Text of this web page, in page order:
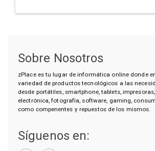
Sobre Nosotros
zPlace es tu lugar de informática online donde
variedad de productos tecnológicos a las
desde portátiles, smartphone, tablets,
electrónica, fotografía, software, gaming,
como compenentes y repuestos de los mismos.
Síguenos en: